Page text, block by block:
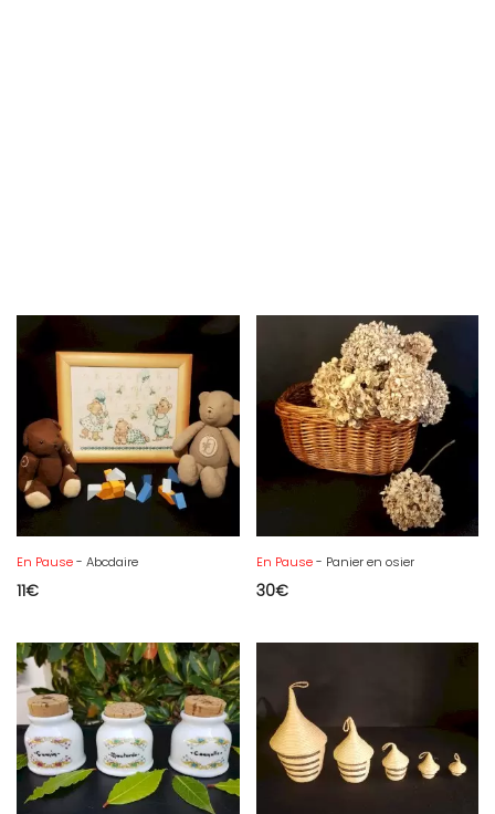
En Pause- Abcdaire
11€
En Pause- Panier en osier
30€